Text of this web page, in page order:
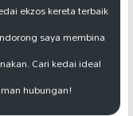
ekzos kereta terbaik
saya membina
Cari kedai ideal
hubungan!